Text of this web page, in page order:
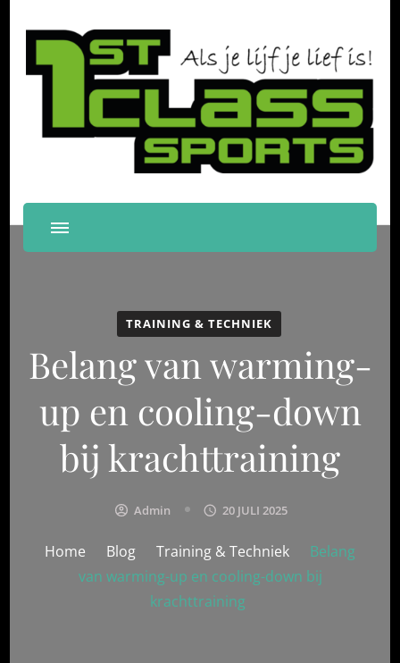
First Class Sports
Papendrecht
Als je lijf je lief is!
TRAINING & TECHNIEK
Belang van warming-
up en cooling-down
bij krachttraining
Admin 20 JULI 2025
Home Blog Training & Techniek
Belang
van warming-up en cooling-down bij
krachttraining